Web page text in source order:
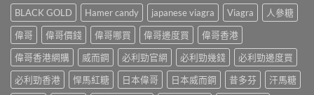
聰
明
替
代
方
案
一
法
＋
預
防
再
發，
完
什
麼
危
害：
從
劑
量、
副
改
變
性
功
能
障
礙
治
BLACK GOLD Hamer candy japanese viagra Viagra
人參糖
偉哥
偉哥價錢 偉哥哪買 偉哥邊度買
偉哥香港
偉哥香港網購
威而鋼 必利勁官網 必利勁幾錢
必利勁邊度買
必利勁香港
悍馬紅糖 日本偉哥 日本威而鋼 昔多芬
汗馬糖